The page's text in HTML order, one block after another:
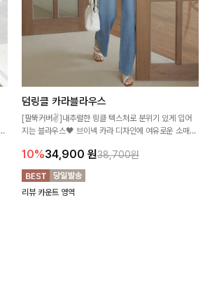
덤링클 카라블라우스
[팔뚝커버✌]내추럴한 링클 텍스처로 분위기 있게 입어
지는 블라우스🖤 브이넥 카라 디자인에 여유로운 소매핏
10%34,900 원38,700원
리뷰 카운트 영역